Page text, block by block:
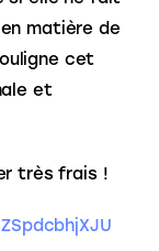
matière de
cet
et
très frais !